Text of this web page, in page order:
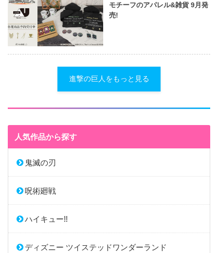
モチーフのアパレル&雑貨 9月発
売!
進撃の巨人をもっと見る
人気作品から探す
鬼滅の刃
呪術廻戦
ハイキュー!!
ディズニー ツイステッドワンダーランド